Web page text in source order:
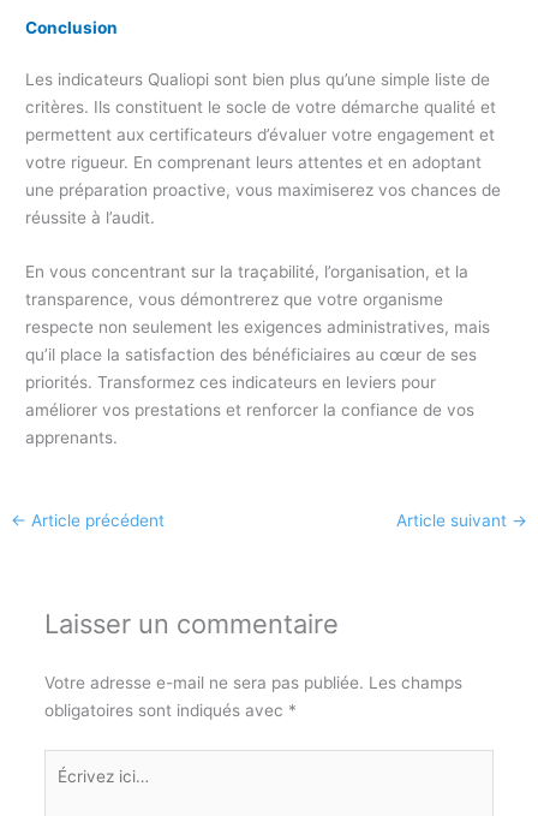
Conclusion
Les indicateurs Qualiopi sont bien plus qu’une simple liste de
critères. Ils constituent le socle de votre démarche qualité et
permettent aux certificateurs d’évaluer votre engagement et
votre rigueur. En comprenant leurs attentes et en adoptant
une préparation proactive, vous maximiserez vos chances de
réussite à l’audit.
En vous concentrant sur la traçabilité, l’organisation, et la
transparence, vous démontrerez que votre organisme
respecte non seulement les exigences administratives, mais
qu’il place la satisfaction des bénéficiaires au cœur de ses
priorités. Transformez ces indicateurs en leviers pour
améliorer vos prestations et renforcer la confiance de vos
apprenants.
← Article précédent Article suivant →
Laisser un commentaire
Votre adresse e-mail ne sera pas publiée. Les champs
obligatoires sont indiqués avec *
Écrivez